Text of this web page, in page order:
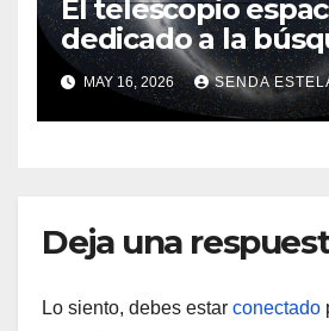
El telescopio
dedicado a la
planetas, revela
nocturno
MAY 16, 2026 SENDA
Deja una
Lo siento, debes estar conectado